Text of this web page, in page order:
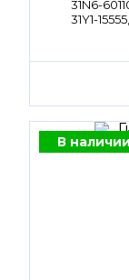
31N6-
31Y1-
В наличии